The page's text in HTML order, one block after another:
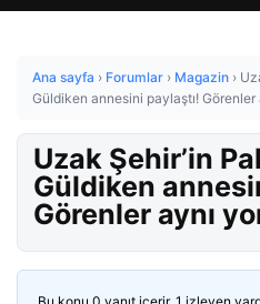
Ana sayfa › Forumlar › Magazin ›
Güldiken annesini paylaştı! Görenler
Uzak Şehir’in
Güldiken
Görenler aynı